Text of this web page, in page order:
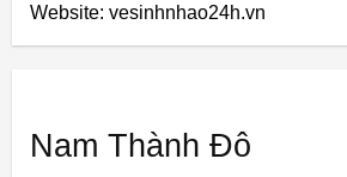
Website: vesinhnhao24h.vn
Nam Thành Đô